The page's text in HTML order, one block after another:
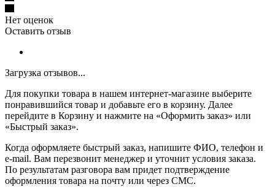
Нет оценок
Оставить отзыв
Загрузка отзывов...
Для покупки товара в нашем интернет-магазине выберите
понравившийся товар и добавьте его в корзину. Далее
перейдите в Корзину и нажмите на «Оформить заказ» или
«Быстрый заказ».
Когда оформляете быстрый заказ, напишите ФИО, телефон и
e-mail. Вам перезвонит менеджер и уточнит условия заказа.
По результатам разговора вам придет подтверждение
оформления товара на почту или через СМС.